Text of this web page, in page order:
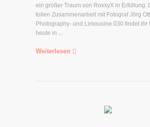
ein großer Traum von RoxxyX in Erfüllung.
tollen Zusammenarbeit mit Fotograf Jörg
Photography- und Limousine 030 findet ihr
heute in ...
Weiterlesen